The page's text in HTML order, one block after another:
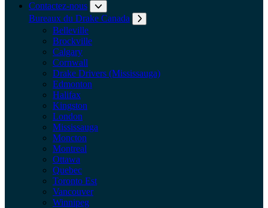
Contactez-nous
Bureaux du Drake Canada
Belleville
Brockville
Calgary
Cornwall
Drake Drivers (Mississauga)
Edmonton
Halifax
Kingston
London
Mississauga
Moncton
Montreal
Ottawa
Quebec
Toronto Est
Vancouver
Winnipeg